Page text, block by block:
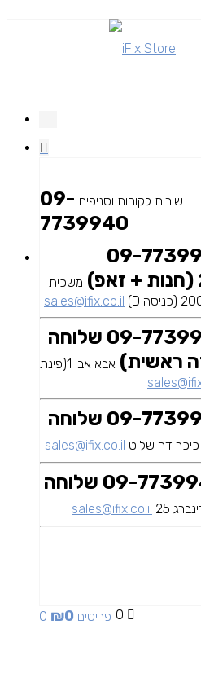
שירות לקוחות וסניפים 09-
7739940
09-
משכית
sales@ifix.co.il
09-7739940 שלוחה
אבא אבן 1(פינת
09-7739940 שלוחה
sales@ifix.co.il
09-7739940 שלוחה
25
sales@ifix.co.il
0 0 פריטים ₪0